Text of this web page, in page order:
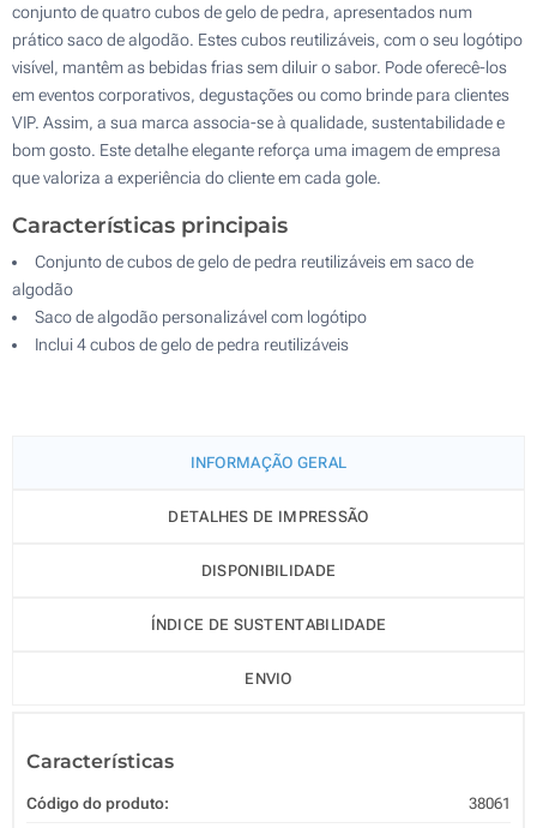
conjunto de quatro cubos de gelo de pedra, apresentados num
prático saco de algodão. Estes cubos reutilizáveis, com o seu logótipo
visível, mantêm as bebidas frias sem diluir o sabor. Pode oferecê-los
em eventos corporativos, degustações ou como brinde para clientes
VIP. Assim, a sua marca associa-se à qualidade, sustentabilidade e
bom gosto. Este detalhe elegante reforça uma imagem de empresa
que valoriza a experiência do cliente em cada gole.
Características principais
Conjunto de cubos de gelo de pedra reutilizáveis em saco de
algodão
Saco de algodão personalizável com logótipo
Inclui 4 cubos de gelo de pedra reutilizáveis
INFORMAÇÃO GERAL
DETALHES DE IMPRESSÃO
DISPONIBILIDADE
ÍNDICE DE SUSTENTABILIDADE
ENVIO
Características
Código do produto: 38061